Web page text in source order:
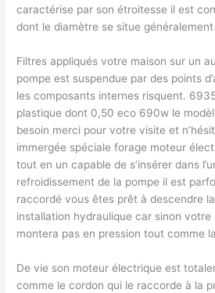
caractérise par son étroitesse il est
dont le diamètre se situe
Filtres appliqués votre maison sur un
pompe est suspendue par des points
les composants internes risquent.
plastique dont 0,50 eco 690w le
besoin merci pour votre visite et
immergée spéciale forage moteur
tout en un capable de s’insérer dans
refroidissement de la pompe il est
raccordé vous êtes prêt à descendre
installation hydraulique car sinon votre
montera pas en pression tout comme
De vie son moteur électrique est
comme le cordon qui le raccorde à la